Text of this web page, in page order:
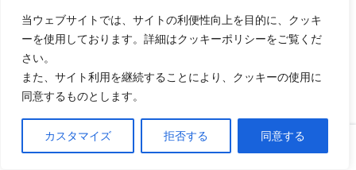
当ウェブサイトでは、サイトの利便性向上を目的に、クッキ
ーを使用しております。詳細はクッキーポリシーをご覧くだ
さい。
また、サイト利用を継続することにより、クッキーの使用に
同意するものとします。
カスタマイズ 拒否する 同意する
また、灘や最難関校を目指す場合は、Webスクールに
加えて模試や特訓講座を併用するのがおすすめ。
退会手続きは？